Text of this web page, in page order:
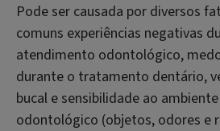
Pode ser causada por diversos
comuns experiências negativas
atendimento odontológico,
durante o tratamento dentário,
bucal e sensibilidade ao
odontológico (objetos, odores e